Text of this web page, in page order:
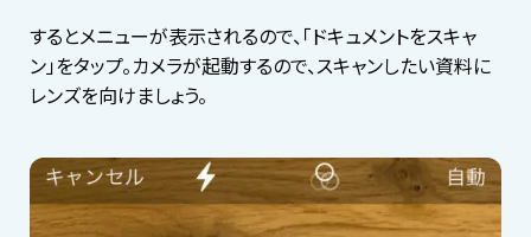
するとメニューが表示されるので、「ドキュメントをスキャ
ン」をタップ。カメラが起動するので、スキャンしたい資料に
レンズを向けましょう。